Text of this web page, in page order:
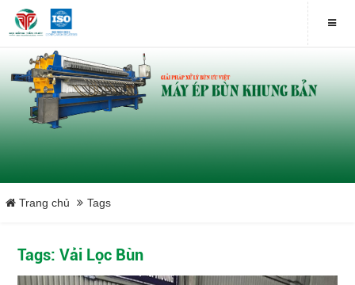
Trang chủ Tags
Tags: Vải Lọc Bùn